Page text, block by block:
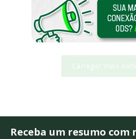
Carregar mais
Receba um resumo com